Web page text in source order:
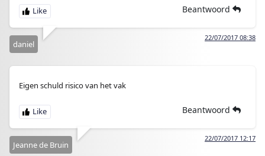
Beantwoord
22/07/2017 08:38
daniel
Eigen schuld risico van het vak
Beantwoord
22/07/2017 12:17
Jeanne de Bruin